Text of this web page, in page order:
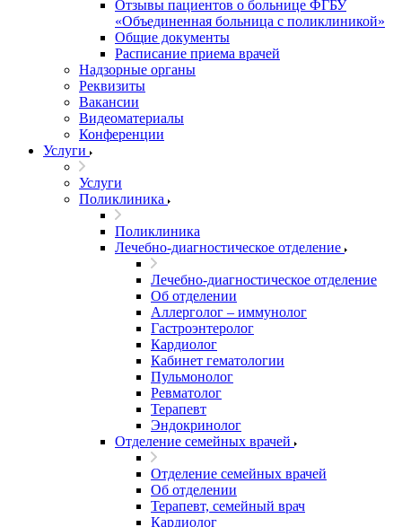
Отзывы пациентов о больнице ФГБУ
«Объединенная больница с поликлиникой»
Общие документы
Расписание приема врачей
Надзорные органы
Реквизиты
Вакансии
Видеоматериалы
Конференции
Услуги
Услуги
Поликлиника
Поликлиника
Лечебно-диагностическое отделение
Лечебно-диагностическое отделение
Об отделении
Аллерголог – иммунолог
Гастроэнтеролог
Кардиолог
Кабинет гематологии
Пульмонолог
Ревматолог
Терапевт
Эндокринолог
Отделение семейных врачей
Отделение семейных врачей
Об отделении
Терапевт, семейный врач
Кардиолог